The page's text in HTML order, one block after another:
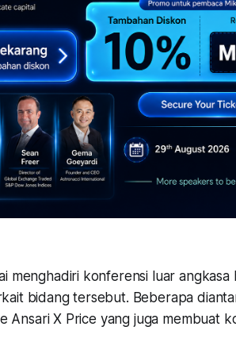
menghadiri konferensi luar angkasa
bidang tersebut. Beberapa
Ansari X Price yang juga membuat